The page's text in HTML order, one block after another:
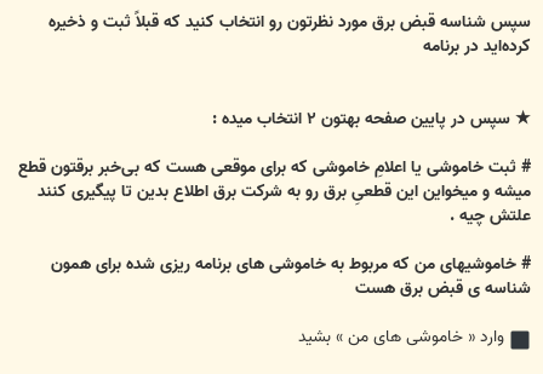
سپس شناسه قبض برق مورد نظرتون رو انتخاب کنید که قبلاً ثبت و ذخیره
کرده‌اید در برنامه
★ سپس در پایین صفحه بهتون ۲ انتخاب میده :
# ثبت خاموشی یا اعلامِ خاموشی که برای موقعی هست که بی‌خبر برقتون قطع
میشه و میخواین این قطعیِ برق رو به شرکت برق اطلاع بدین تا پیگیری کنند
علتش چیه .
# خاموشیهای من که مربوط به خاموشی های برنامه ریزی شده برای همون
شناسه ی قبض برق هست
وارد « خاموشی های من » بشید